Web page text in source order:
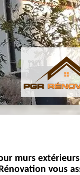
murs
vous